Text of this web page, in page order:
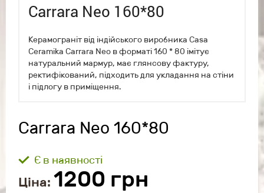
Carrara Neo 160*80
Керамограніт від індійського виробника Casa
Ceramika Carrara Neo в форматі 160 * 80 імітує
натуральний мармур, має глянсову фактуру,
ректифікований, підходить для укладання на стіни
і підлогу в приміщення.
Carrara Neo 160*80
Є в наявності
Ціна: 1200 грн